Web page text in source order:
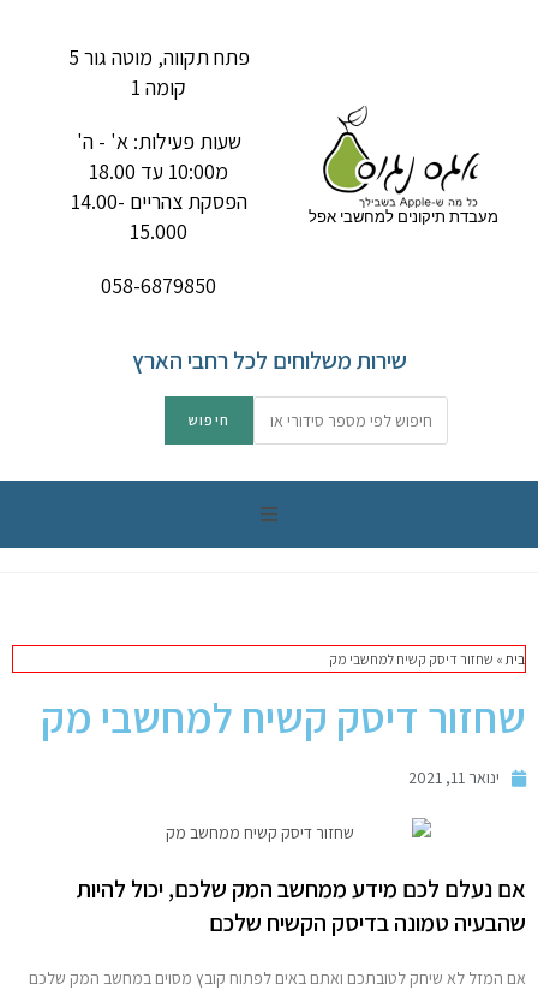
מעבדת תיקונים למחשבי אפל
פתח תקווה, מוטה גור 5
קומה 1
שעות פעילות: א' - ה'
מ10:00 עד 18.00
הפסקת צהריים 14.00-
15.000
058-6879850
שירות משלוחים לכל רחבי הארץ
מחשבי אפל משומשים
בית » שחזור דיסק קשיח למחשבי מק
שחזור דיסק קשיח למחשבי מק
ינואר 11, 2021
אם נעלם לכם מידע ממחשב המק שלכם, יכול להיות
שהבעיה טמונה בדיסק הקשיח שלכם
אם המזל לא שיחק לטובתכם ואתם באים לפתוח קובץ מסוים במחשב המק שלכם